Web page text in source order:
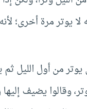
يوتر مرة أخرى؛
من أول الليل
وقالوا يضيف